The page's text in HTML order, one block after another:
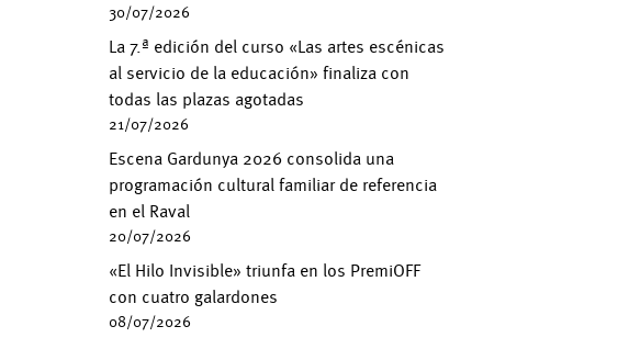
30/07/2026
La 7.ª edición del curso «Las artes escénicas
al servicio de la educación» finaliza con
todas las plazas agotadas
21/07/2026
Escena Gardunya 2026 consolida una
programación cultural familiar de referencia
en el Raval
20/07/2026
«El Hilo Invisible» triunfa en los PremiOFF
con cuatro galardones
08/07/2026